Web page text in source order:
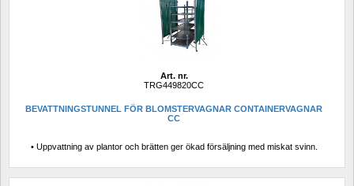
Art. nr.
TRG449820CC
BEVATTNINGSTUNNEL FÖR BLOMSTERVAGNAR CONTAINERVAGNAR
CC
• Uppvattning av plantor och brätten ger ökad försäljning med miskat svinn.